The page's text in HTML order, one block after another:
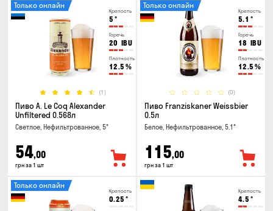
Крепость
5 °
Горечь
20 IBU
Плотность
12.5 %
(1)
Только онлайн
Пиво A. Le Coq Alexander
Unfiltered 0.568л
Светлое, Нефильтрованное, 5°
54,00
грн за 1 шт
Крепость
5.1 °
Горечь
18 IBU
Плотность
12.5 %
(0)
Только онлайн
Пиво Franziskaner Weissbier
0.5л
Белое, Нефильтрованное, 5.1°
115,00
грн за 1 шт
Крепость
0.25 °
Только онлайн
Крепость
4.5 °